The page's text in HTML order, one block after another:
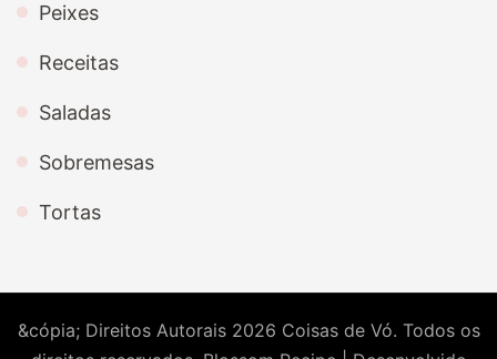
Peixes
Receitas
Saladas
Sobremesas
Tortas
&cópia; Direitos Autorais 2026 Coisas de Vó. Todos os